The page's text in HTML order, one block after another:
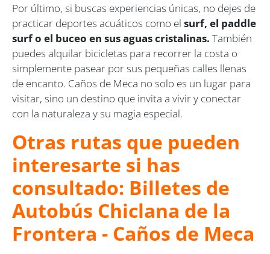
Por último, si buscas experiencias únicas, no dejes de
practicar deportes acuáticos como el surf, el paddle
surf o el buceo en sus aguas cristalinas. También
puedes alquilar bicicletas para recorrer la costa o
simplemente pasear por sus pequeñas calles llenas
de encanto. Caños de Meca no solo es un lugar para
visitar, sino un destino que invita a vivir y conectar
con la naturaleza y su magia especial.
Otras rutas que pueden
interesarte si has
consultado: Billetes de
Autobús Chiclana de la
Frontera - Caños de Meca